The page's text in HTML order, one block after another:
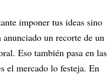
imponer tus ideas sino
un recorte de un
Eso también pasa en las
el mercado lo festeja. En